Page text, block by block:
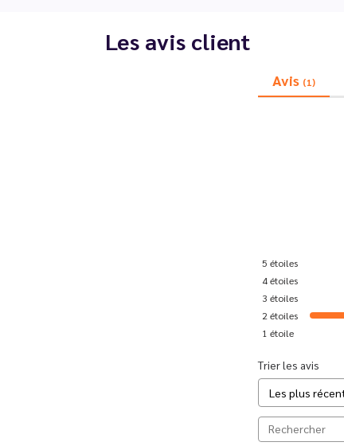
Les avis client
Avis (1)
5 étoiles
4étoiles
3 étoiles
2 étoiles
1 étoile
Trier les avis